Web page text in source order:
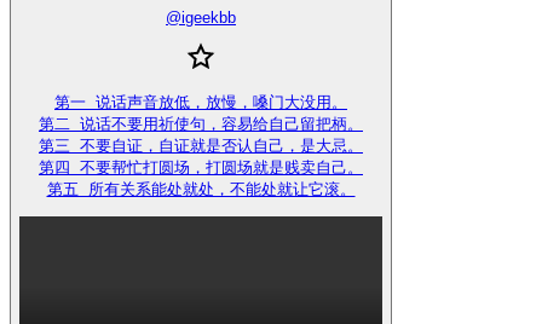
@igeekbb
第一 说话声音放低，放慢，嗓门大没用。
第二 说话不要用祈使句，容易给自己留把柄。
第三 不要自证，自证就是否认自己，是大忌。
第四 不要帮忙打圆场，打圆场就是贱卖自己。
第五 所有关系能处就处，不能处就让它滚。